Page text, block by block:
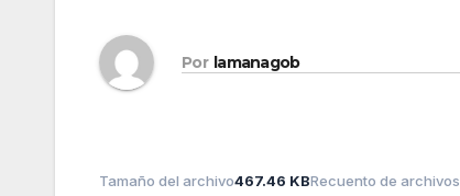
Por lamanagob
Tamaño del archivo467.46 KBRecuento de archivos